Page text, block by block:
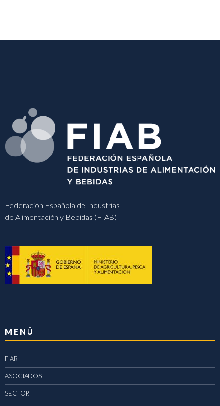
Federación Española de Industrias
de Alimentación y Bebidas (FIAB)
MENÚ
FIAB
ASOCIADOS
SECTOR